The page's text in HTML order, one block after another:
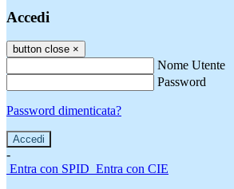
Accedi
button close ×
Nome Utente
Password
Password dimenticata?
-
Entra con SPID Entra con CIE